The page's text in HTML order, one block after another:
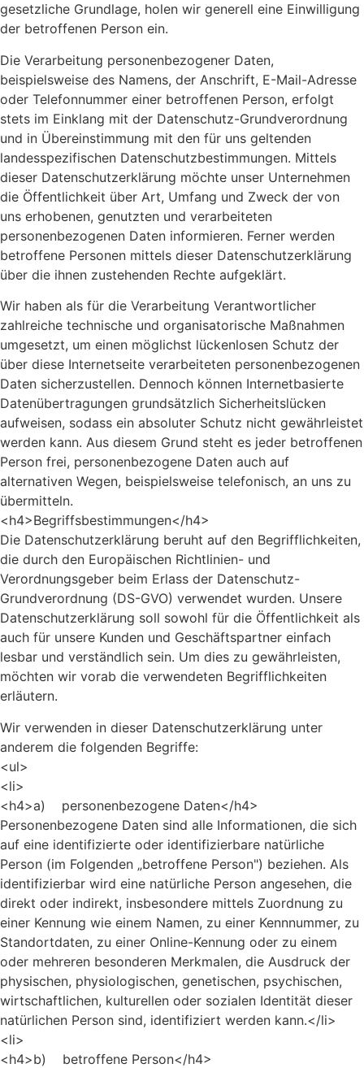
gesetzliche Grundlage, holen wir generell eine Einwilligung
der betroffenen Person ein.
Die Verarbeitung personenbezogener Daten,
beispielsweise des Namens, der Anschrift, E-Mail-Adresse
oder Telefonnummer einer betroffenen Person, erfolgt
stets im Einklang mit der Datenschutz-Grundverordnung
und in Übereinstimmung mit den für uns geltenden
landesspezifischen Datenschutzbestimmungen. Mittels
dieser Datenschutzerklärung möchte unser Unternehmen
die Öffentlichkeit über Art, Umfang und Zweck der von
uns erhobenen, genutzten und verarbeiteten
personenbezogenen Daten informieren. Ferner werden
betroffene Personen mittels dieser Datenschutzerklärung
über die ihnen zustehenden Rechte aufgeklärt.
Wir haben als für die Verarbeitung Verantwortlicher
zahlreiche technische und organisatorische Maßnahmen
umgesetzt, um einen möglichst lückenlosen Schutz der
über diese Internetseite verarbeiteten personenbezogenen
Daten sicherzustellen. Dennoch können Internetbasierte
Datenübertragungen grundsätzlich Sicherheitslücken
aufweisen, sodass ein absoluter Schutz nicht gewährleistet
werden kann. Aus diesem Grund steht es jeder betroffenen
Person frei, personenbezogene Daten auch auf
alternativen Wegen, beispielsweise telefonisch, an uns zu
übermitteln.
<h4>Begriffsbestimmungen</h4>
Die Datenschutzerklärung beruht auf den Begrifflichkeiten,
die durch den Europäischen Richtlinien- und
Verordnungsgeber beim Erlass der Datenschutz-
Grundverordnung (DS-GVO) verwendet wurden. Unsere
Datenschutzerklärung soll sowohl für die Öffentlichkeit als
auch für unsere Kunden und Geschäftspartner einfach
lesbar und verständlich sein. Um dies zu gewährleisten,
möchten wir vorab die verwendeten Begrifflichkeiten
erläutern.
Wir verwenden in dieser Datenschutzerklärung unter
anderem die folgenden Begriffe:
<ul>
<li>
<h4>a) personenbezogene Daten</h4>
Personenbezogene Daten sind alle Informationen, die sich
auf eine identifizierte oder identifizierbare natürliche
Person (im Folgenden „betroffene Person") beziehen. Als
identifizierbar wird eine natürliche Person angesehen, die
direkt oder indirekt, insbesondere mittels Zuordnung zu
einer Kennung wie einem Namen, zu einer Kennnummer, zu
Standortdaten, zu einer Online-Kennung oder zu einem
oder mehreren besonderen Merkmalen, die Ausdruck der
physischen, physiologischen, genetischen, psychischen,
wirtschaftlichen, kulturellen oder sozialen Identität dieser
natürlichen Person sind, identifiziert werden kann.</li>
<li>
<h4>b) betroffene Person</h4>